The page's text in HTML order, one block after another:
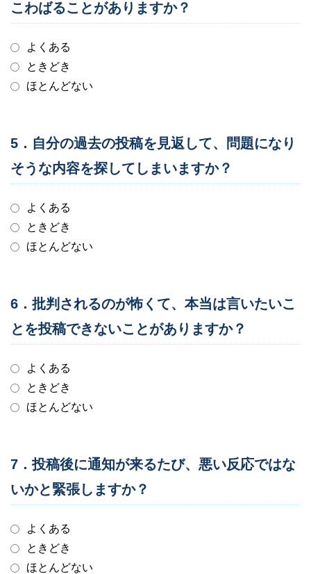
こわばることがありますか？
よくある
ときどき
ほとんどない
5．自分の過去の投稿を見返して、問題になり
そうな内容を探してしまいますか？
よくある
ときどき
ほとんどない
6．批判されるのが怖くて、本当は言いたいこ
とを投稿できないことがありますか？
よくある
ときどき
ほとんどない
7．投稿後に通知が来るたび、悪い反応ではな
いかと緊張しますか？
よくある
ときどき
ほとんどない